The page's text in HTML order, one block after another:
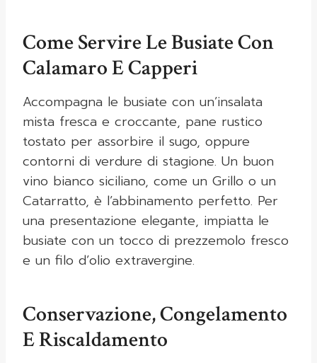
Come Servire Le Busiate Con
Calamaro E Capperi
Accompagna le busiate con un’insalata
mista fresca e croccante, pane rustico
tostato per assorbire il sugo, oppure
contorni di verdure di stagione. Un buon
vino bianco siciliano, come un Grillo o un
Catarratto, è l’abbinamento perfetto. Per
una presentazione elegante, impiatta le
busiate con un tocco di prezzemolo fresco
e un filo d’olio extravergine.
Conservazione, Congelamento
E Riscaldamento